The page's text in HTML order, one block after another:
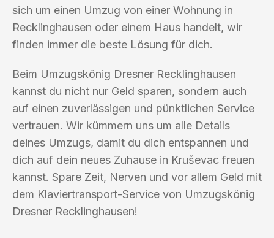
sich um einen Umzug von einer Wohnung in
Recklinghausen oder einem Haus handelt, wir
finden immer die beste Lösung für dich.
Beim Umzugskönig Dresner Recklinghausen
kannst du nicht nur Geld sparen, sondern auch
auf einen zuverlässigen und pünktlichen Service
vertrauen. Wir kümmern uns um alle Details
deines Umzugs, damit du dich entspannen und
dich auf dein neues Zuhause in Kruševac freuen
kannst. Spare Zeit, Nerven und vor allem Geld mit
dem Klaviertransport-Service von Umzugskönig
Dresner Recklinghausen!